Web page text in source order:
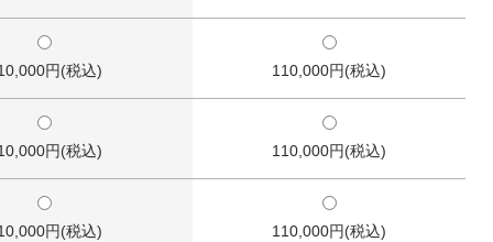
円(税込) 110,000円(税込)
円(税込) 110,000円(税込)
円(税込) 110,000円(税込)